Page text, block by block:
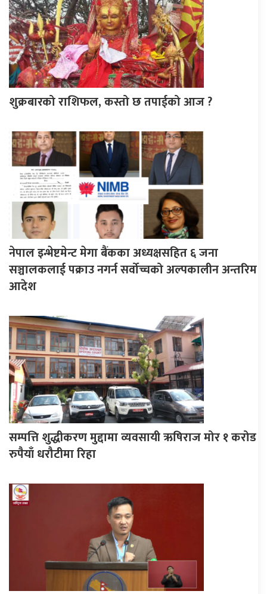
शुक्रबारको राशिफल, कस्तो छ तपाईको आज ?
नेपाल इन्भेष्टमेन्ट मेगा बैंकका अध्यक्षसहित ६ जना
सञ्चालकलाई पक्राउ नगर्न सर्वोच्चको अल्पकालीन अन्तरिम
आदेश
सम्पत्ति शुद्धीकरण मुद्दामा व्यवसायी ऋषिराज मोर १ करोड
रुपैयाँ धरौटीमा रिहा